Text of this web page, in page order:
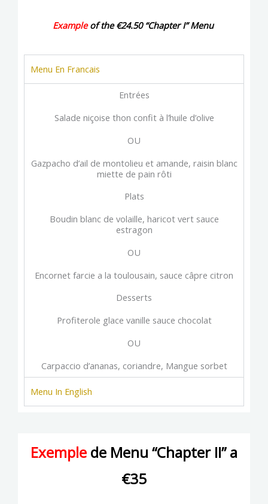
Example of the €24.50 “Chapter I” Menu
Menu En Francais
Entrées
Salade niçoise thon confit à l’huile d’olive
OU
Gazpacho d’ail de montolieu et amande, raisin blanc
miette de pain rôti
Plats
Boudin blanc de volaille, haricot vert sauce
estragon
OU
Encornet farcie a la toulousain, sauce câpre citron
Desserts
Profiterole glace vanille sauce chocolat
OU
Carpaccio d’ananas, coriandre, Mangue sorbet
Menu In English
Exemple de Menu “Chapter II” a
€35